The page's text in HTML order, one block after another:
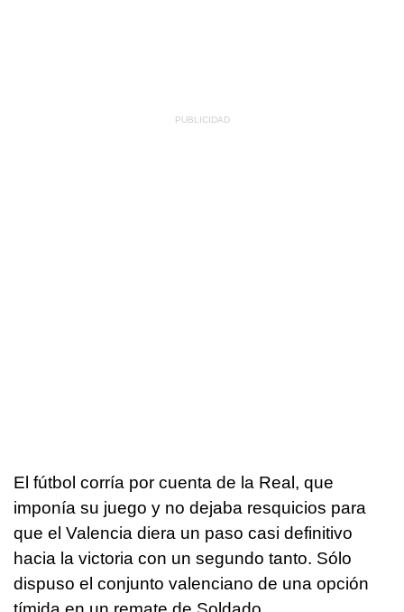
El fútbol corría por cuenta de la Real, que
imponía su juego y no dejaba resquicios para
que el Valencia diera un paso casi definitivo
hacia la victoria con un segundo tanto. Sólo
dispuso el conjunto valenciano de una opción